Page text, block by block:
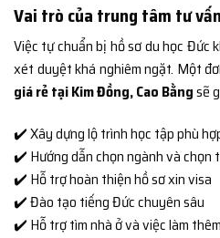
Vai trò của trung tâm tư
Việc tự chuẩn bị hồ sơ du học Đức
xét duyệt khá nghiêm ngặt. Một
giá rẻ tại Kim Đồng, Cao Bằngsẽ
✔️ Xây dựng lộ trình học tập phù
✔️ Hướng dẫn chọn ngành và chọn
✔️ Hỗ trợ hoàn thiện hồ sơ xin visa
✔️ Đào tạo tiếng Đức chuyên sâu
✔️ Hỗ trợ tìm nhà ở và việc làm thêm